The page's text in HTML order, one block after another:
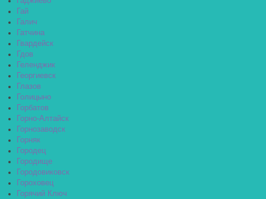
Гай
Галич
Гатчина
Гвардейск
Гдов
Геленджик
Георгиевск
Глазов
Голицыно
Горбатов
Горно-Алтайск
Горнозаводск
Горняк
Городец
Городище
Городовиковск
Гороховец
Горячий Ключ